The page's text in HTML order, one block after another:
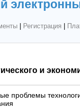
| Регистрация
и
проблемы